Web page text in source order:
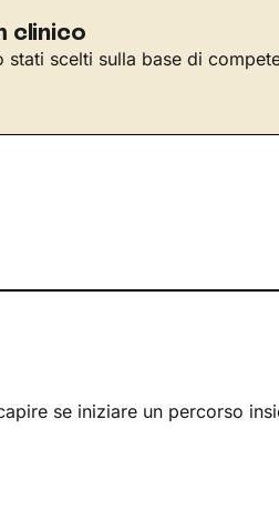
clinico
scelti sulla base di
se iniziare un percorso